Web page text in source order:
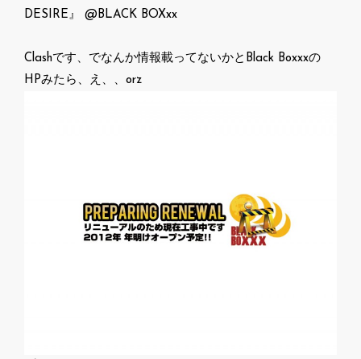
DESIRE』 @BLACK BOXxx
Clashです、でなんか情報載ってないかとBlack Boxxxの
HPみたら、え、、orz